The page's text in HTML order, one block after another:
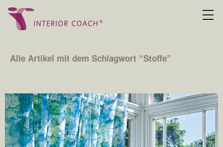
Alle Artikel mit dem Schlagwort “Stoffe”